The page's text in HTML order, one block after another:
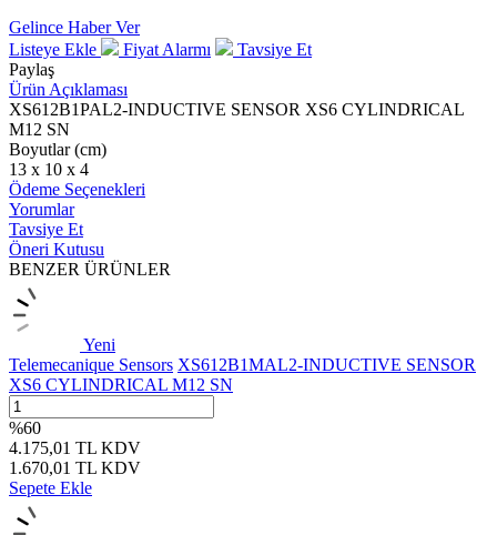
Gelince Haber Ver
Listeye Ekle
Fiyat Alarmı
Tavsiye Et
Paylaş
Ürün Açıklaması
XS612B1PAL2-INDUCTIVE SENSOR XS6 CYLINDRICAL
M12 SN
Boyutlar (cm)
13 x 10 x 4
Ödeme Seçenekleri
Yorumlar
Tavsiye Et
Öneri Kutusu
BENZER ÜRÜNLER
Yeni
Telemecanique Sensors XS612B1MAL2-INDUCTIVE SENSOR
XS6 CYLINDRICAL M12 SN
%60
4.175,01 TL KDV
1.670,01 TL KDV
Sepete Ekle